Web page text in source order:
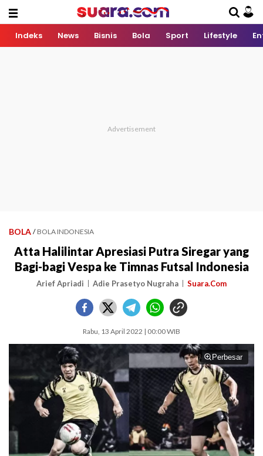
Indeks News Bisnis Bola Sport Lifestyle
BOLA / BOLA INDONESIA
Atta Halilintar Apresiasi Putra Siregar yang
Bagi-bagi Vespa ke Timnas Futsal Indonesia
Arief Apriadi Adie Prasetyo Nugraha Suara.Com
Rabu, 13 April 2022 | 00:00 WIB
Perbesar